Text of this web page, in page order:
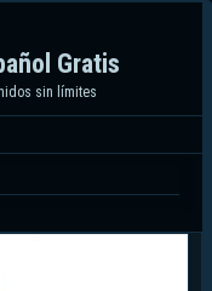
Gratis
sin límites